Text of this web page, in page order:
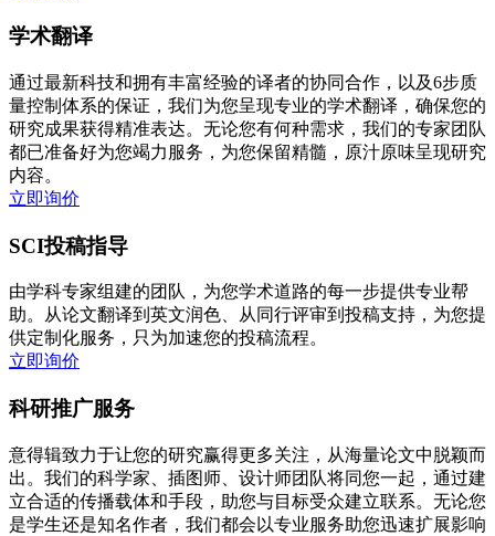
学术翻译
通过最新科技和拥有丰富经验的译者的协同合作，以及6步质
量控制体系的保证，我们为您呈现专业的学术翻译，确保您的
研究成果获得精准表达。无论您有何种需求，我们的专家团队
都已准备好为您竭力服务，为您保留精髓，原汁原味呈现研究
内容。
立即询价
SCI投稿指导
由学科专家组建的团队，为您学术道路的每一步提供专业帮
助。从论文翻译到英文润色、从同行评审到投稿支持，为您提
供定制化服务，只为加速您的投稿流程。
立即询价
科研推广服务
意得辑致力于让您的研究赢得更多关注，从海量论文中脱颖而
出。我们的科学家、插图师、设计师团队将同您一起，通过建
立合适的传播载体和手段，助您与目标受众建立联系。无论您
是学生还是知名作者，我们都会以专业服务助您迅速扩展影响